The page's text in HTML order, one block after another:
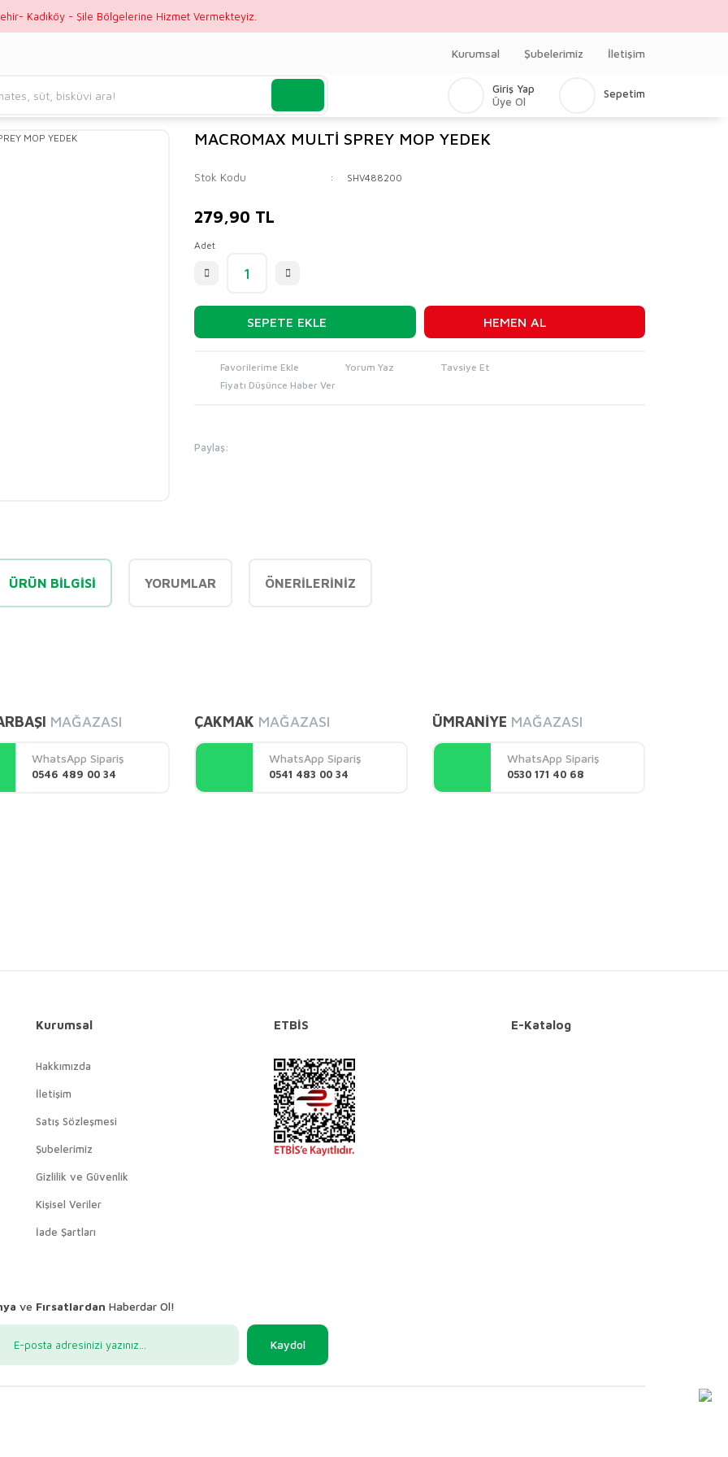
Kadıköy - Şile Bölgelerine Hizmet Vermekteyiz.
Kurumsal Şubelerimiz İletişim
Giriş Yap
Üye Ol
Sepetim
MACROMAX MULTİ SPREY MOP YEDEK
Stok Kodu SHV488200
279,90 TL
Adet
SEPETE EKLE HEMEN AL
Yorum Yaz
Tavsiye Et
Fiyatı Düşünce Haber Ver
Paylaş:
ÜRÜN BILGISI YORUMLAR ÖNERILERINIZ
Yorum Yaz
MAĞAZASI
WhatsApp Sipariş
0546 489 00 34
ÇAKMAK MAĞAZASI
WhatsApp Sipariş
0541 483 00 34
ÜMRANİYE MAĞAZASI
WhatsApp Sipariş
0530 171 40 68
Kurumsal
Hakkımızda
İletişim
Satış Sözleşmesi
Şubelerimiz
Gizlilik ve Güvenlik
Kişisel Veriler
İade Şartları
ETBİS E-Katalog
ve Fırsatlardan Haberdar Ol!
Kaydol